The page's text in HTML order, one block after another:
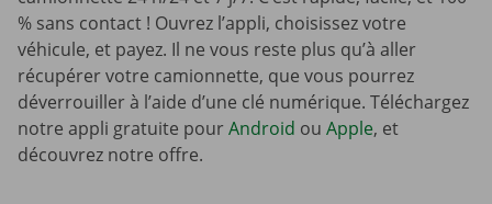
% sans contact ! Ouvrez l’appli, choisissez votre
véhicule, et payez. Il ne vous reste plus qu’à aller
récupérer votre camionnette, que vous pourrez
déverrouiller à l’aide d’une clé numérique. Téléchargez
notre appli gratuite pourAndroid ou Apple, et
découvrez notre offre.